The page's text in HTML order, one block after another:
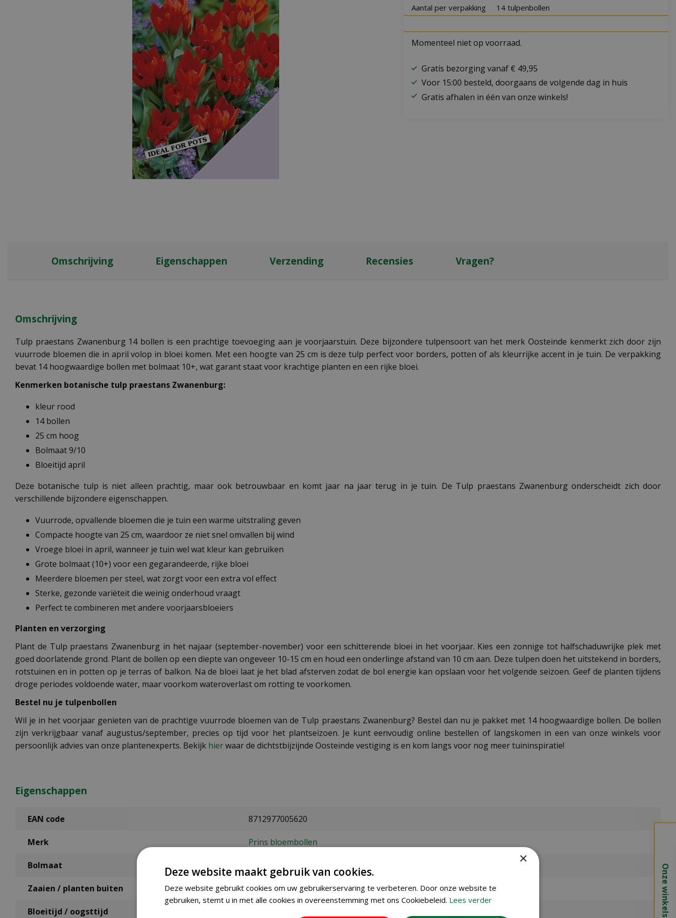
Aantal per verpakking 14 tulpenbollen
Momenteel niet op voorraad.
Gratis bezorging vanaf € 49,95
Voor 15:00 besteld, doorgaans de volgende dag in huis
Gratis afhalen in één van onze winkels!
Omschrijving Eigenschappen Verzending Recensies Vragen?
Omschrijving
Tulp praestans Zwanenburg 14 bollen is een prachtige toevoeging aan je voorjaarstuin. Deze bijzondere tulpensoort van het merk Oosteinde kenmerkt zich door zijn
vuurrode bloemen die in april volop in bloei komen. Met een hoogte van 25 cm is deze tulp perfect voor borders, potten of als kleurrijke accent in je tuin. De verpakking
bevat 14 hoogwaardige bollen met bolmaat 10+, wat garant staat voor krachtige planten en een rijke bloei.
Kenmerken botanische tulp praestans Zwanenburg:
kleur rood
14 bollen
25 cm hoog
Bolmaat 9/10
Bloeitijd april
Deze botanische tulp is niet alleen prachtig, maar ook betrouwbaar en komt jaar na jaar terug in je tuin. De Tulp praestans Zwanenburg onderscheidt zich door
verschillende bijzondere eigenschappen.
Vuurrode, opvallende bloemen die je tuin een warme uitstraling geven
Compacte hoogte van 25 cm, waardoor ze niet snel omvallen bij wind
Vroege bloei in april, wanneer je tuin wel wat kleur kan gebruiken
Grote bolmaat (10+) voor een gegarandeerde, rijke bloei
Meerdere bloemen per steel, wat zorgt voor een extra vol effect
Sterke, gezonde variëteit die weinig onderhoud vraagt
Perfect te combineren met andere voorjaarsbloeiers
Planten en verzorging
Plant de Tulp praestans Zwanenburg in het najaar (september-november) voor een schitterende bloei in het voorjaar. Kies een zonnige tot halfschaduwrijke plek met
goed doorlatende grond. Plant de bollen op een diepte van ongeveer 10-15 cm en houd een onderlinge afstand van 10 cm aan. Deze tulpen doen het uitstekend in borders,
rotstuinen en in potten op je terras of balkon. Na de bloei laat je het blad afsterven zodat de bol energie kan opslaan voor het volgende seizoen. Geef de planten tijdens
droge periodes voldoende water, maar voorkom wateroverlast om rotting te voorkomen.
Bestel nu je tulpenbollen
Wil je in het voorjaar genieten van de prachtige vuurrode bloemen van de Tulp praestans Zwanenburg? Bestel dan nu je pakket met 14 hoogwaardige bollen. De bollen
zijn verkrijgbaar vanaf augustus/september, precies op tijd voor het plantseizoen. Je kunt eenvoudig online bestellen of langskomen in een van onze winkels voor
persoonlijk advies van onze plantenexperts. Bekijk hierwaar de dichtstbijzijnde Oosteinde vestiging is en kom langs voor nog meer tuininspiratie!
Eigenschappen
EAN code 8712977005620
Merk Prins bloembollen
Bolmaat 9/10
Zaaien / planten buiten september t/m december
Bloeitijd / oogsttijd Onze winkels
×
Deze website maakt gebruik van cookies.
Deze website gebruikt cookies om uw gebruikerservaring te verbeteren. Door onze website te
gebruiken, stemt u in met alle cookies in overeenstemming met ons Cookiebeleid. Lees verder